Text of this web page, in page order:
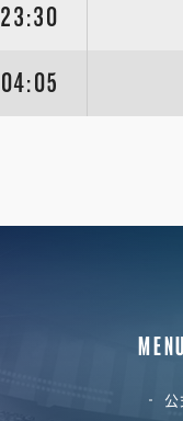
23:30
04:05
MENU